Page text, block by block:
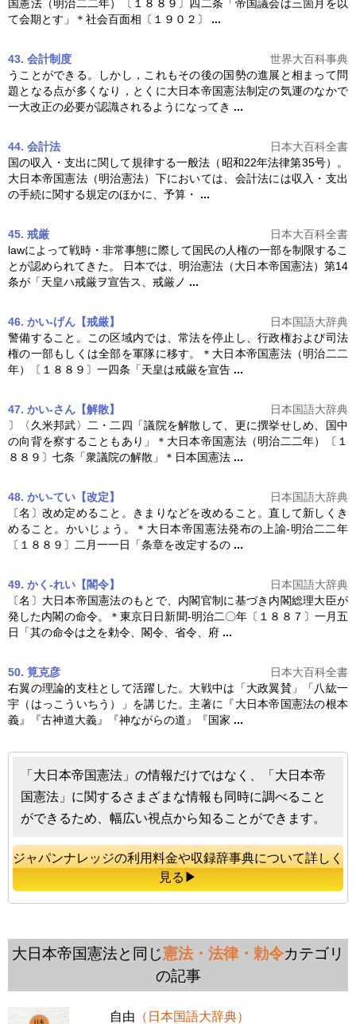
国憲法（明治二二年）〔１８８９〕四二条「帝国議会は三箇月を以
て会期とす」＊社会百面相〔１９０２〕 ...
43. 会計制度
世界大百科事典
うことができる。しかし，これもその後の国勢の進展と相まって問
題となる点が多くなり，とくに大日本帝国憲法制定の気運のなかで
一大改正の必要が認識されるようになってき ...
44. 会計法
日本大百科全書
国の収入・支出に関して規律する一般法（昭和22年法律第35号）。
大日本帝国憲法（明治憲法）下においては、会計法には収入・支出
の手続に関する規定のほかに、予算・ ...
45. 戒厳
日本大百科全書
lawによって戦時・非常事態に際して国民の人権の一部を制限するこ
とが認められてきた。 日本では、明治憲法（大日本帝国憲法）第14
条が「天皇ハ戒厳ヲ宣告ス、戒厳ノ ...
46. かい‐げん【戒厳】
日本国語大辞典
警備すること。この区域内では、常法を停止し、行政権および司法
権の一部もしくは全部を軍隊に移す。＊ 大日本帝国憲法（明治二二
年）〔１８８９〕一四条「天皇は戒厳を宣告 ...
47. かい‐さん【解散】
日本国語大辞典
〕〈久米邦武〉二・二四「議院を解散して、更に撰挙せしめ、国中
の向背を察することもあり」＊ 大日本帝国憲法（明治二二年）〔１
８８９〕七条「衆議院の解散」＊日本国憲法 ...
48. かい‐てい【改定】
日本国語大辞典
〔名〕改め定めること。きまりなどを改めること。直して新しくき
めること。かいじょう。＊ 大日本帝国憲法発布の上諭‐明治二二年
〔１８８９〕二月一一日「条章を改定するの ...
49. かく‐れい【閣令】
日本国語大辞典
〔名〕 大日本帝国憲法のもとで、内閣官制に基づき内閣総理大臣が
発した内閣の命令。＊東京日日新聞‐明治二〇年〔１８８７〕一月五
日「其の命令は之を勅令、閣令、省令、府 ...
50. 筧克彦
日本大百科全書
右翼の理論的支柱として活躍した。大戦中は「大政翼賛」「八紘一
宇（はっこういちう）」を講じた。主著に『大日本帝国憲法の根本
義』『古神道大義』『神ながらの道』『国家 ...
「大日本帝国憲法」の情報だけではなく、「大日本帝
国憲法」に関するさまざまな情報も同時に調べること
ができるため、幅広い視点から知ることができます。
ジャパンナレッジの利用料金や収録辞事典について詳しく
見る▶
大日本帝国憲法と同じ憲法・法律・勅令カテゴリ
の記事
自由 （日本国語大辞典）